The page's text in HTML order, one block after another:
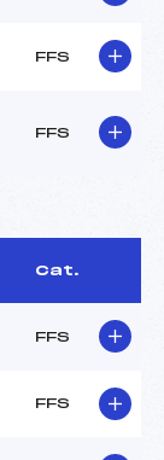
FFS
FFS
Cat.
FFS
FFS